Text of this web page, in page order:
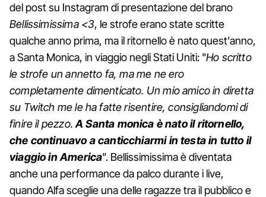
del post su Instagram di presentazione del brano
Bellissimissima <3, le strofe erano state scritte
qualche anno prima, ma il ritornello è nato quest'anno,
a Santa Monica, in viaggio negli Stati Uniti: "Ho scritto
le strofe un annetto fa, ma me ne ero
completamente dimenticato. Un mio amico in diretta
su Twitch me le ha fatte risentire, consigliandomi di
finire il pezzo.A Santa monica è nato il ritornello,
che continuavo a canticchiarmi in testa in tutto il
viaggio in America". Bellissimissima è diventata
anche una performance da palco durante i live,
quando Alfa sceglie una delle ragazze tra il pubblico e